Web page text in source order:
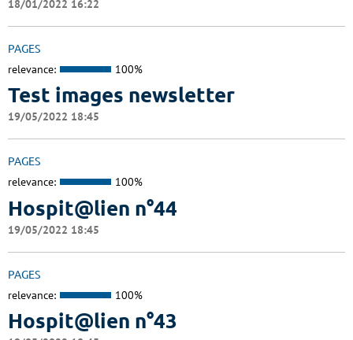
18/01/2022 16:22
PAGES
relevance: 100%
Test images newsletter
19/05/2022 18:45
PAGES
relevance: 100%
Hospit@lien n°44
19/05/2022 18:45
PAGES
relevance: 100%
Hospit@lien n°43